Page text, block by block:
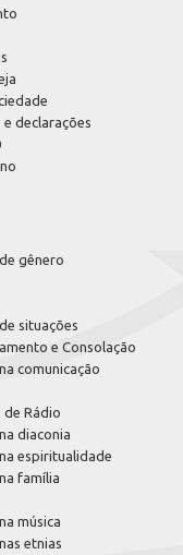
declarações
gênero
situações
e Consolação
comunicação
de Rádio
diaconia
espiritualidade
família
música
etnias